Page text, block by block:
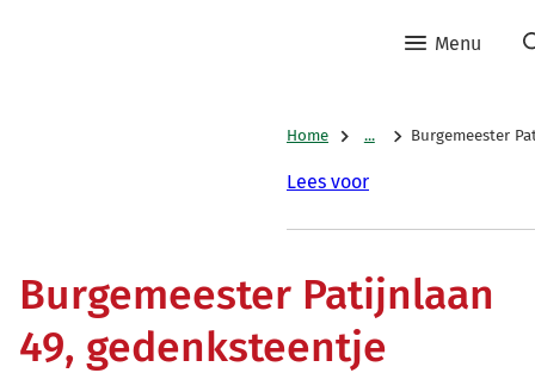
Menu
Home ... Burgemeester
Lees voor
Burgemeester Patijnlaan
49, gedenksteentje